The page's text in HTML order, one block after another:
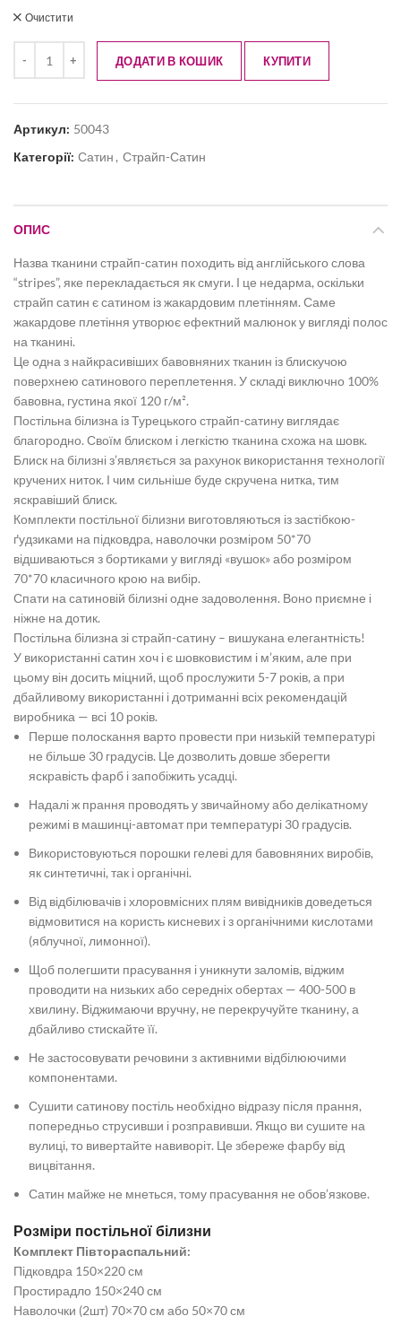
Очистити
ДОДАТИ В КОШИК КУПИТИ
Артикул: 50043
Категорії: Сатин , Страйп-Сатин
ОПИС
Назва тканини страйп-сатин походить від англійського слова
“stripes”, яке перекладається як смуги. І це недарма, оскільки
страйп сатин є сатином із жакардовим плетінням. Саме
жакардове плетіння утворює ефектний малюнок у вигляді полос
на тканині.
Це одна з найкрасивіших бавовняних тканин із блискучою
поверхнею сатинового переплетення. У складі виключно 100%
бавовна, густина якої 120 г/м².
Постільна білизна із Турецького страйп-сатину виглядає
благородно. Своїм блиском і легкістю тканина схожа на шовк.
Блиск на білизні з’являється за рахунок використання технології
кручених ниток. І чим сильніше буде скручена нитка, тим
яскравіший блиск.
Комплекти постільної білизни виготовляються із застібкою-
ґудзиками на підковдра, наволочки розміром 50*70
відшиваються з бортиками у вигляді «вушок» або розміром
70*70 класичного крою на вибір.
Спати на сатиновій білизні одне задоволення. Воно приємне і
ніжне на дотик.
Постільна білизна зі страйп-сатину – вишукана елегантність!
У використанні сатин хоч і є шовковистим і м’яким, але при
цьому він досить міцний, щоб прослужити 5-7 років, а при
дбайливому використанні і дотриманні всіх рекомендацій
виробника — всі 10 років.
Перше полоскання варто провести при низькій температурі
не більше 30 градусів. Це дозволить довше зберегти
яскравість фарб і запобіжить усадці.
Надалі ж прання проводять у звичайному або делікатному
режимі в машинці-автомат при температурі 30 градусів.
Використовуються порошки гелеві для бавовняних виробів,
як синтетичні, так і органічні.
Від відбілювачів і хлоровмісних плям вивідників доведеться
відмовитися на користь кисневих і з органічними кислотами
(яблучної, лимонної).
Щоб полегшити прасування і уникнути заломів, віджим
проводити на низьких або середніх обертах — 400-500 в
хвилину. Віджимаючи вручну, не перекручуйте тканину, а
дбайливо стискайте її.
Не застосовувати речовини з активними відбілюючими
компонентами.
Сушити сатинову постіль необхідно відразу після прання,
попередньо струсивши і розправивши. Якщо ви сушите на
вулиці, то вивертайте навиворіт. Це збереже фарбу від
вицвітання.
Сатин майже не мнеться, тому прасування не обов’язкове.
Розміри постільної білизни
Комплект Півтораспальний:
Підковдра 150×220 см
Простирадло 150×240 см
Наволочки (2шт) 70×70 см або 50×70 см